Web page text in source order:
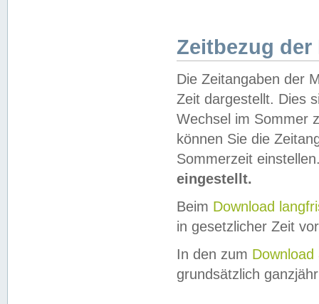
Zeitbezug der
Die Zeitangaben der
Zeit dargestellt. Dies
Wechsel im Sommer
können Sie die
Sommerzeit
eingestellt.
Beim Download
in gesetzlicher Zeit
In den zum Download
grundsätzlich